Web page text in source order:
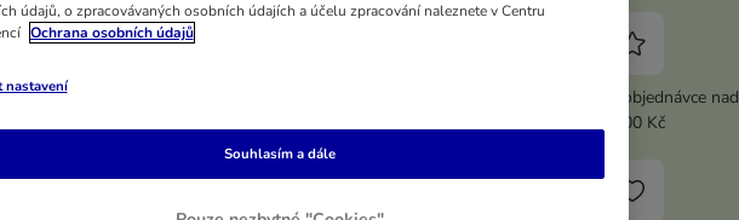
kapsičky v
výběr v
96 x 100 g
Pedigree čerstvé kapsičky v
multibalení
varianty) 96 x 100 g
5% sleva při objednávce nad
2 100 Kč
údajů, o zpracovávaných osobních údajích a účelu zpracování naleznete v Centru
Ochrana osobních údajů
nastavení
Souhlasím a dále